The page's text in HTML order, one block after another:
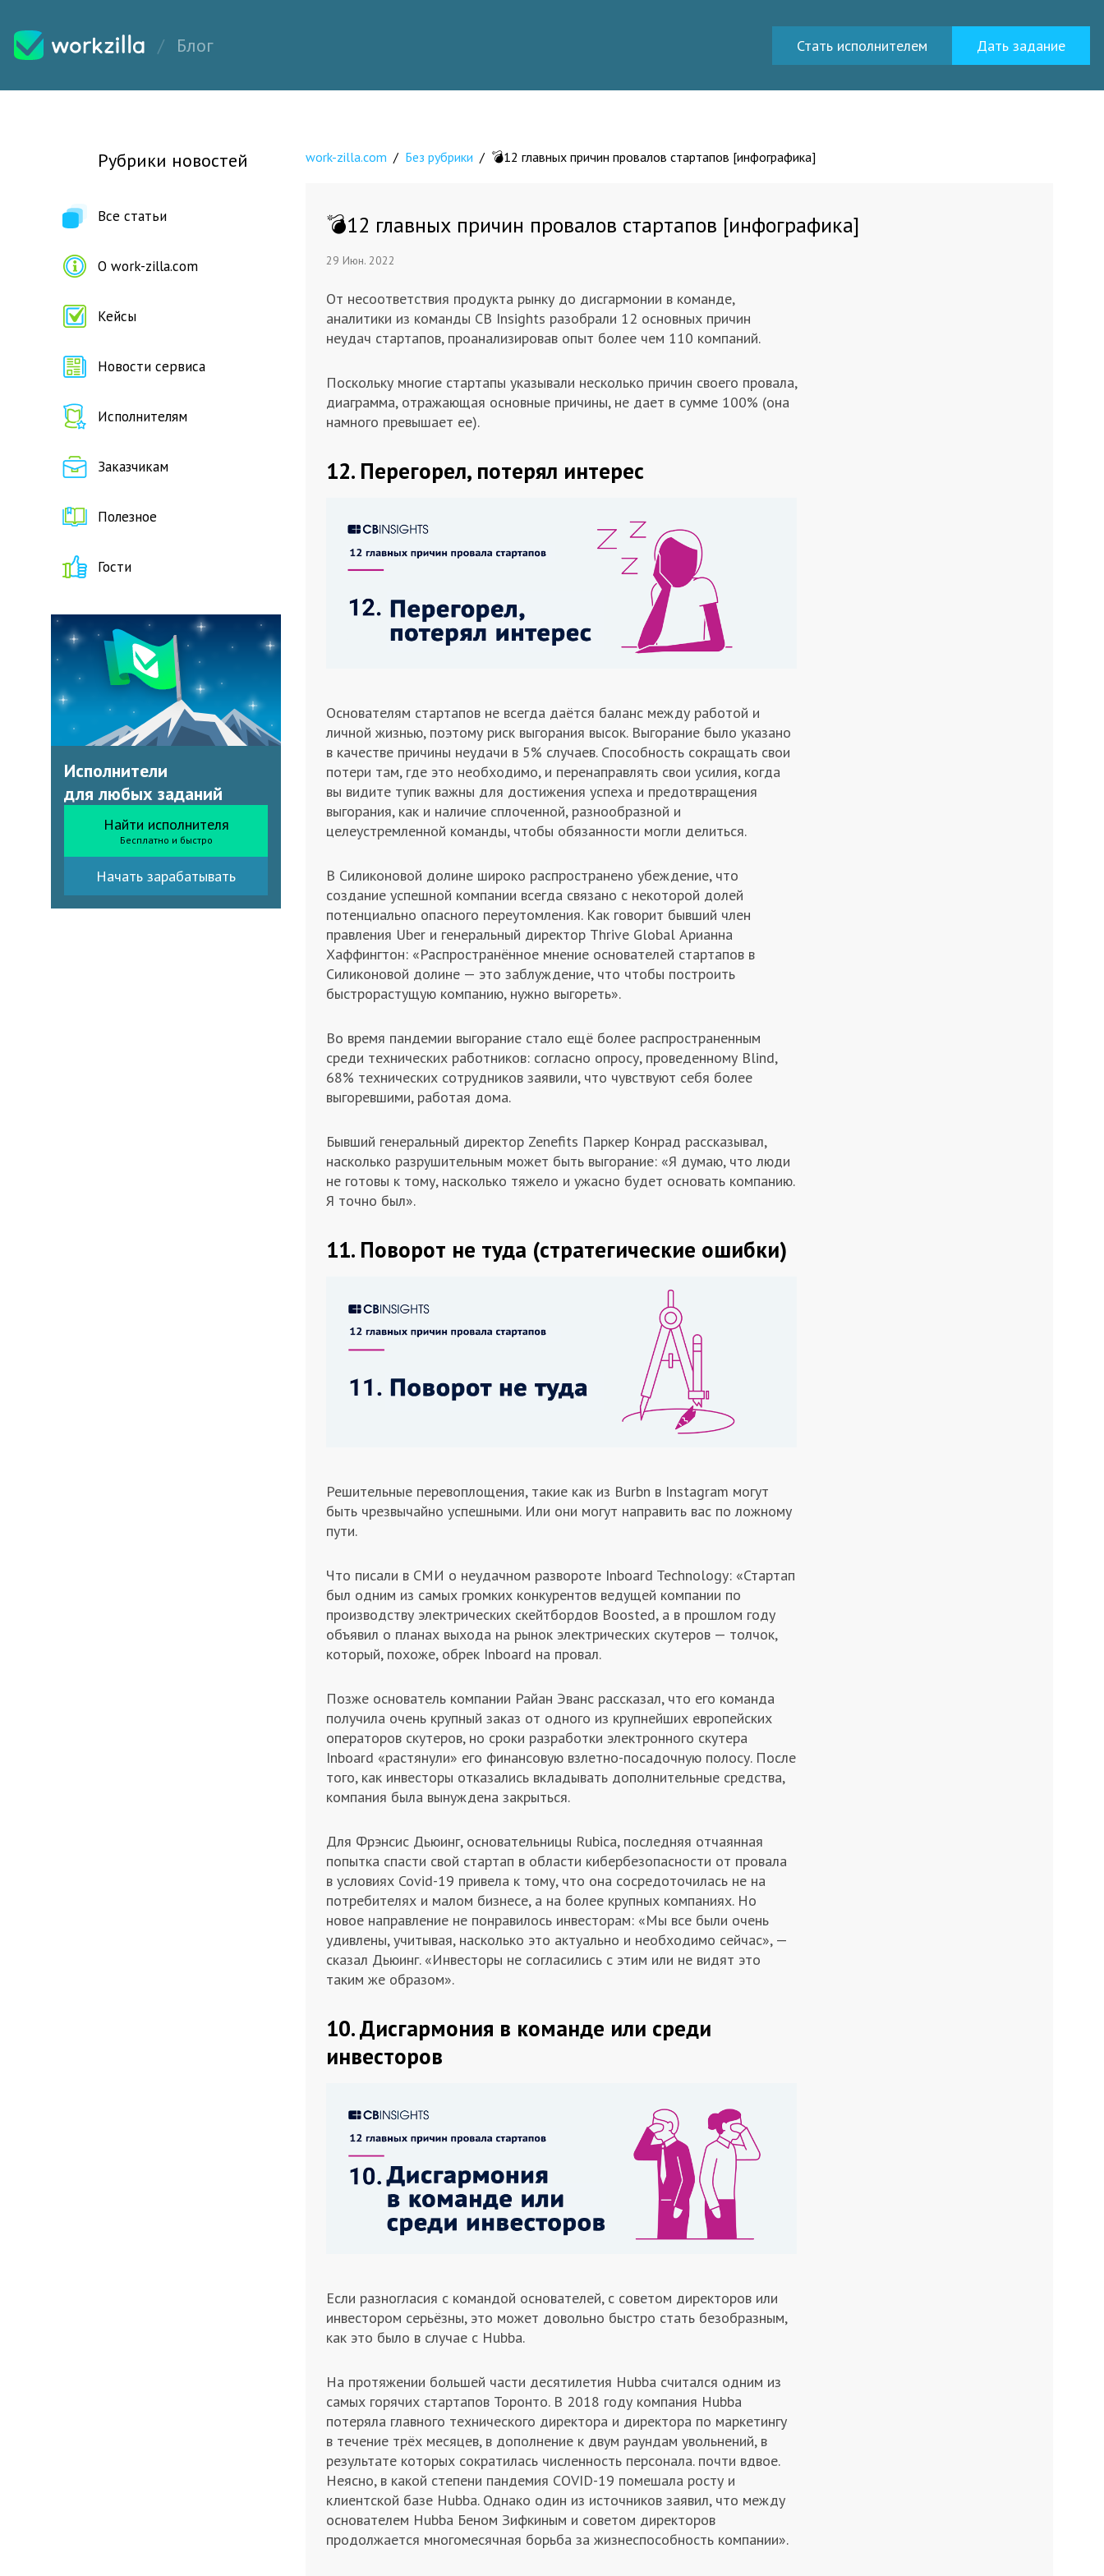
Блог Стать исполнителем Дать задание
Рубрики новостей
Все статьи
О work-zilla.com
Кейсы
Новости сервиса
Исполнителям
Заказчикам
Полезное
Гости
Исполнители
для любых заданий
Найти исполнителя
Бесплатно и быстро
Начать зарабатывать
work-zilla.com / Без рубрики / ​💣​12 главных причин провалов стартапов [инфографика]
​💣​12 главных причин провалов стартапов [инфографика]
29 Июн. 2022
От несоответствия продукта рынку до дисгармонии в команде,
аналитики из команды CB Insights разобрали 12 основных причин
неудач стартапов, проанализировав опыт более чем 110 компаний.
Поскольку многие стартапы указывали несколько причин своего провала,
диаграмма, отражающая основные причины, не дает в сумме 100% (она
намного превышает ее).
12. Перегорел, потерял интерес
Основателям стартапов не всегда даётся баланс между работой и
личной жизнью, поэтому риск выгорания высок. Выгорание было указано
в качестве причины неудачи в 5% случаев. Способность сокращать свои
потери там, где это необходимо, и перенаправлять свои усилия, когда
вы видите тупик важны для достижения успеха и предотвращения
выгорания, как и наличие сплоченной, разнообразной и
целеустремленной команды, чтобы обязанности могли делиться.
В Силиконовой долине широко распространено убеждение, что
создание успешной компании всегда связано с некоторой долей
потенциально опасного переутомления. Как говорит бывший член
правления Uber и генеральный директор Thrive Global Арианна
Хаффингтон: «Распространённое мнение основателей стартапов в
Силиконовой долине — это заблуждение, что чтобы построить
быстрорастущую компанию, нужно выгореть».
Во время пандемии выгорание стало ещё более распространенным
среди технических работников: согласно опросу, проведенному Blind,
68% технических сотрудников заявили, что чувствуют себя более
выгоревшими, работая дома.
Бывший генеральный директор Zenefits Паркер Конрад рассказывал,
насколько разрушительным может быть выгорание: «Я думаю, что люди
не готовы к тому, насколько тяжело и ужасно будет основать компанию.
Я точно был».
11. Поворот не туда (стратегические ошибки)
Решительные перевоплощения, такие как из Burbn в Instagram могут
быть чрезвычайно успешными. Или они могут направить вас по ложному
пути.
Что писали в СМИ о неудачном развороте Inboard Technology: «Стартап
был одним из самых громких конкурентов ведущей компании по
производству электрических скейтбордов Boosted, а в прошлом году
объявил о планах выхода на рынок электрических скутеров — толчок,
который, похоже, обрек Inboard на провал.
Позже основатель компании Райан Эванс рассказал, что его команда
получила очень крупный заказ от одного из крупнейших европейских
операторов скутеров, но сроки разработки электронного скутера
Inboard «растянули» его финансовую взлетно-посадочную полосу. После
того, как инвесторы отказались вкладывать дополнительные средства,
компания была вынуждена закрыться.
Для Фрэнсис Дьюинг, основательницы Rubica, последняя отчаянная
попытка спасти свой стартап в области кибербезопасности от провала
в условиях Covid-19 привела к тому, что она сосредоточилась не на
потребителях и малом бизнесе, а на более крупных компаниях. Но
новое направление не понравилось инвесторам: «Мы все были очень
удивлены, учитывая, насколько это актуально и необходимо сейчас», —
сказал Дьюинг. «Инвесторы не согласились с этим или не видят это
таким же образом».
10. Дисгармония в команде или среди
инвесторов
Если разногласия с командой основателей, с советом директоров или
инвестором серьёзны, это может довольно быстро стать безобразным,
как это было в случае с Hubba.
На протяжении большей части десятилетия Hubba считался одним из
самых горячих стартапов Торонто. В 2018 году компания Hubba
потеряла главного технического директора и директора по маркетингу
в течение трёх месяцев, в дополнение к двум раундам увольнений, в
результате которых сократилась численность персонала. почти вдвое.
Неясно, в какой степени пандемия COVID-19 помешала росту и
клиентской базе Hubba. Однако один из источников заявил, что между
основателем Hubba Беном Зифкиным и советом директоров
продолжается многомесячная борьба за жизнеспособность компании».